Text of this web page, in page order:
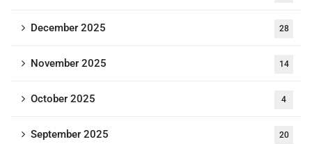
December 2025 28
November 2025 14
October 2025 4
September 2025 20